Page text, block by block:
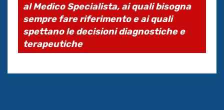
al Medico Specialista, ai quali bisogna
sempre fare riferimento e ai quali
spettano le decisioni diagnostiche e
terapeutiche